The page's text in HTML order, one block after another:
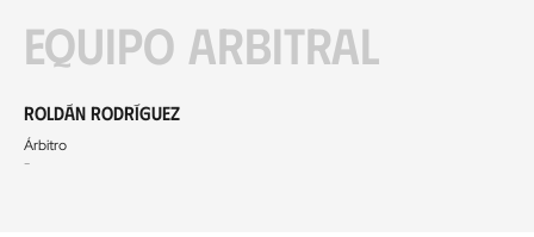
Equipo arbitral
Roldán Rodríguez
Árbitro
-